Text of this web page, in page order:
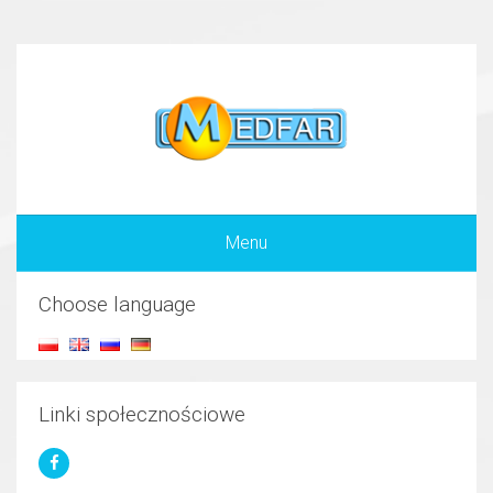
Menu
Choose language
Linki społecznościowe
Oferta to wynik wiedzy oraz
doświadczenia zdobytego